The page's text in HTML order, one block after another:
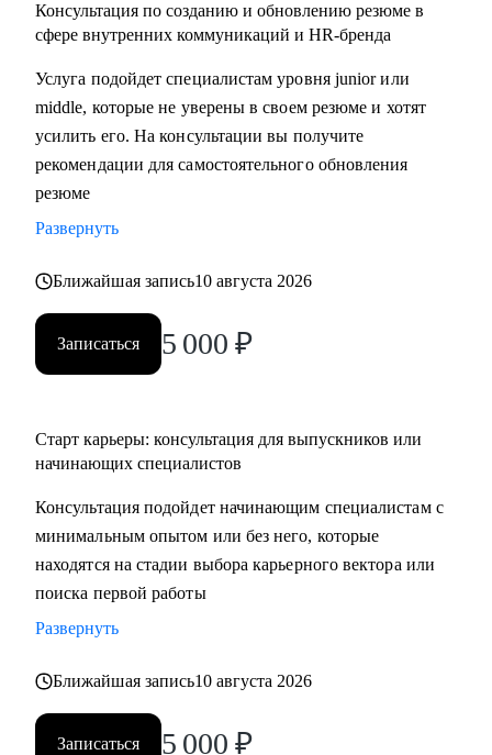
• специалистам, которые хотят развиваться в сфере
мероприятий, комьюнити-менеджмента
• тем, кто хочет сменить карьерный трек и перейти во
внутриком, HR-бренд и корпоративный ивент
• специалистам уровня Junior и Middle: внутренние
коммуникации, HR-бренд, event-менеджер
Консультация по созданию и обновлению резюме в
сфере внутренних коммуникаций и HR-бренда
Услуга подойдет специалистам уровня junior или
middle, которые не уверены в своем резюме и хотят
усилить его. На консультации вы получите
рекомендации для самостоятельного обновления
резюме
Развернуть
Ближайшая запись10 августа 2026
Записаться 5 000 ₽
Старт карьеры: консультация для выпускников или
начинающих специалистов
Консультация подойдет начинающим специалистам с
минимальным опытом или без него, которые
находятся на стадии выбора карьерного вектора или
поиска первой работы
Развернуть
Ближайшая запись10 августа 2026
Записаться 5 000 ₽